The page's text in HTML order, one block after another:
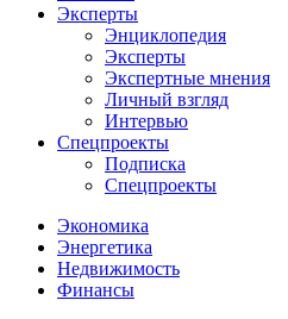
Эксперты
Энциклопедия
Эксперты
Экспертные мнения
Личный взгляд
Интервью
Спецпроекты
Подписка
Спецпроекты
Экономика
Энергетика
Недвижимость
Финансы